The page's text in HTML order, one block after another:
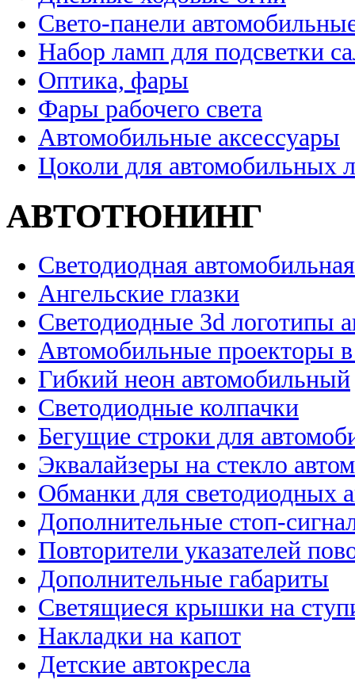
Свето-панели
Набор ламп для подсветки
Оптика, фары
Фары рабочего света
Автомобильные аксессуары
Цоколи для автомобильных
АВТОТЮНИНГ
Светодиодная
Ангельские глазки
Светодиодные 3d логотипы
Автомобильные проекторы
Гибкий неон автомобильный
Светодиодные колпачки
Бегущие строки для
Эквалайзеры на стекло
Обманки для светодиодных
Дополнительные стоп-
Повторители указателей
Дополнительные габариты
Светящиеся крышки на
Накладки на капот
Детские автокресла